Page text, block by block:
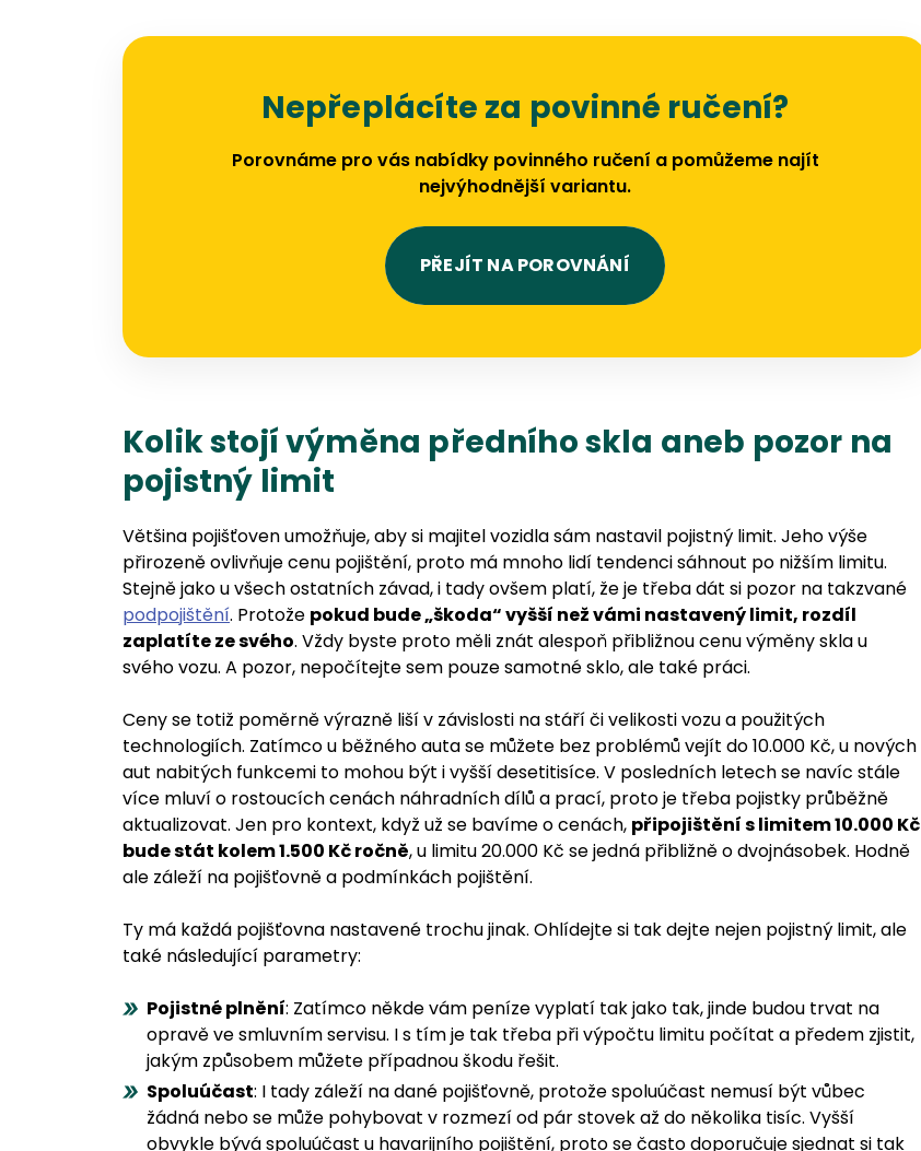
Nepřeplácíte za povinné ručení?
Porovnáme pro vás nabídky povinného ručení a pomůžeme najít
nejvýhodnější variantu.
PŘEJÍT NA POROVNÁNÍ
Kolik stojí výměna předního skla aneb pozor na
pojistný limit
Většina pojišťoven umožňuje, aby si majitel vozidla sám nastavil pojistný limit. Jeho výše
přirozeně ovlivňuje cenu pojištění, proto má mnoho lidí tendenci sáhnout po nižším limitu.
Stejně jako u všech ostatních závad, i tady ovšem platí, že je třeba dát si pozor na takzvané
podpojištění. Protože pokud bude „škoda“ vyšší než vámi nastavený limit, rozdíl
zaplatíte ze svého. Vždy byste proto měli znát alespoň přibližnou cenu výměny skla u
svého vozu. A pozor, nepočítejte sem pouze samotné sklo, ale také práci.
Ceny se totiž poměrně výrazně liší v závislosti na stáří či velikosti vozu a použitých
technologiích. Zatímco u běžného auta se můžete bez problémů vejít do 10.000 Kč, u nových
aut nabitých funkcemi to mohou být i vyšší desetitisíce. V posledních letech se navíc stále
více mluví o rostoucích cenách náhradních dílů a prací, proto je třeba pojistky průběžně
aktualizovat. Jen pro kontext, když už se bavíme o cenách, připojištění s limitem 10.000 Kč
bude stát kolem 1.500 Kč ročně, u limitu 20.000 Kč se jedná přibližně o dvojnásobek. Hodně
ale záleží na pojišťovně a podmínkách pojištění.
Ty má každá pojišťovna nastavené trochu jinak. Ohlídejte si tak dejte nejen pojistný limit, ale
také následující parametry:
Pojistné plnění: Zatímco někde vám peníze vyplatí tak jako tak, jinde budou trvat na
opravě ve smluvním servisu. I s tím je tak třeba při výpočtu limitu počítat a předem zjistit,
jakým způsobem můžete případnou škodu řešit.
Spoluúčast: I tady záleží na dané pojišťovně, protože spoluúčast nemusí být vůbec
žádná nebo se může pohybovat v rozmezí od pár stovek až do několika tisíc. Vyšší
obvykle bývá spoluúčast u havarijního pojištění, proto se často doporučuje sjednat si tak